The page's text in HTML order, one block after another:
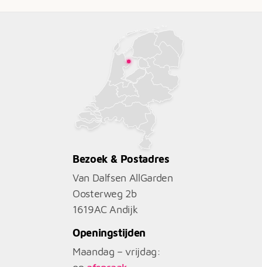
Bezoek & Postadres
Van Dalfsen AllGarden
Oosterweg 2b
1619AC Andijk
Openingstijden
Maandag – vrijdag: